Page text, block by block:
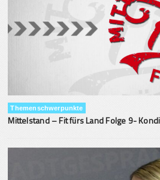
Themenschwerpunkte
Mittelstand – Fit fürs Land Folge 9-